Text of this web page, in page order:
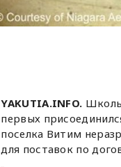
YAKUTIA.INFO.
первых
поселка Витим
для поставок по